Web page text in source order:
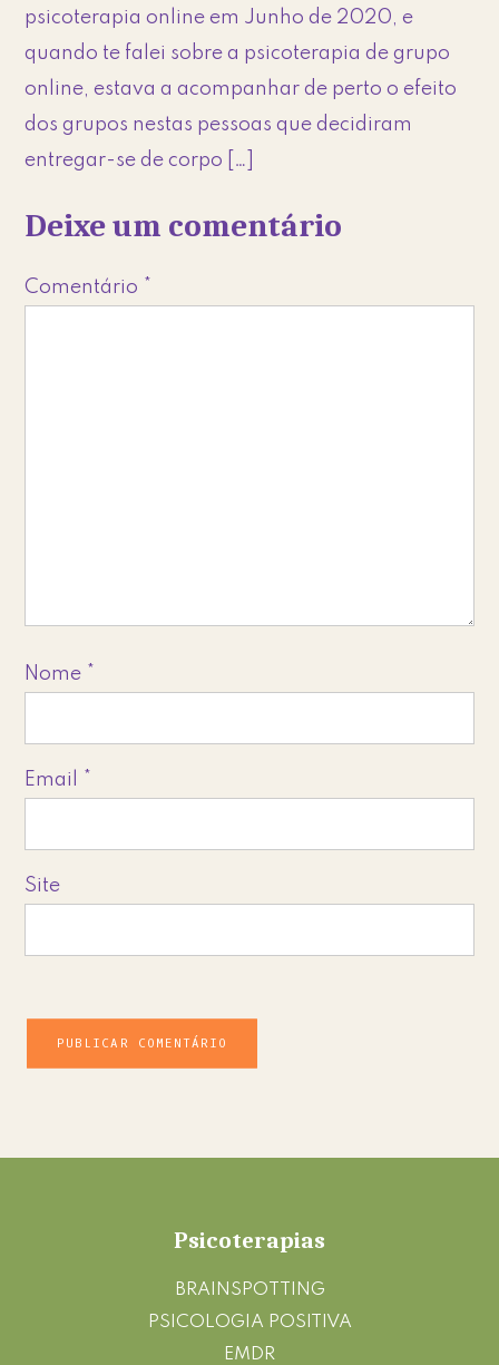
psicoterapia online em Junho de 2020, e
quando te falei sobre a psicoterapia de grupo
online, estava a acompanhar de perto o efeito
dos grupos nestas pessoas que decidiram
entregar-se de corpo […]
Deixe um comentário
Comentário *
Nome *
Email *
Site
Psicoterapias
BRAINSPOTTING
PSICOLOGIA POSITIVA
EMDR